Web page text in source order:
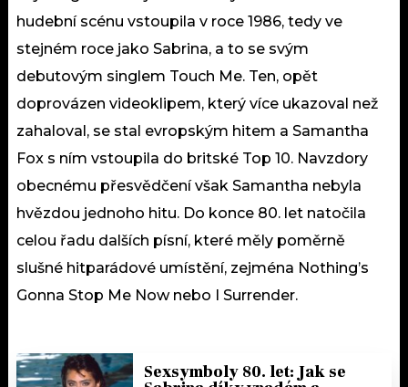
hudební scénu vstoupila v roce 1986, tedy ve
stejném roce jako Sabrina, a to se svým
debutovým singlem Touch Me. Ten, opět
doprovázen videoklipem, který více ukazoval než
zahaloval, se stal evropským hitem a Samantha
Fox s ním vstoupila do britské Top 10. Navzdory
obecnému přesvědčení však Samantha nebyla
hvězdou jednoho hitu. Do konce 80. let natočila
celou řadu dalších písní, které měly poměrně
slušné hitparádové umístění, zejména Nothing’s
Gonna Stop Me Now nebo I Surrender.
Sexsymboly 80. let: Jak se